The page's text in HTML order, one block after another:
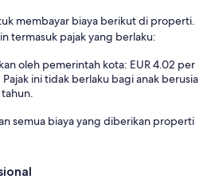
membayar biaya berikut di properti.
termasuk pajak yang berlaku:
oleh pemerintah kota: EUR 4.02 per
ini tidak berlaku bagi anak berusia
semua biaya yang diberikan properti